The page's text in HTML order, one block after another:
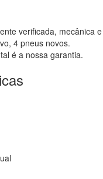
verificada, mecânica
4 pneus novos.
é a nossa garantia.